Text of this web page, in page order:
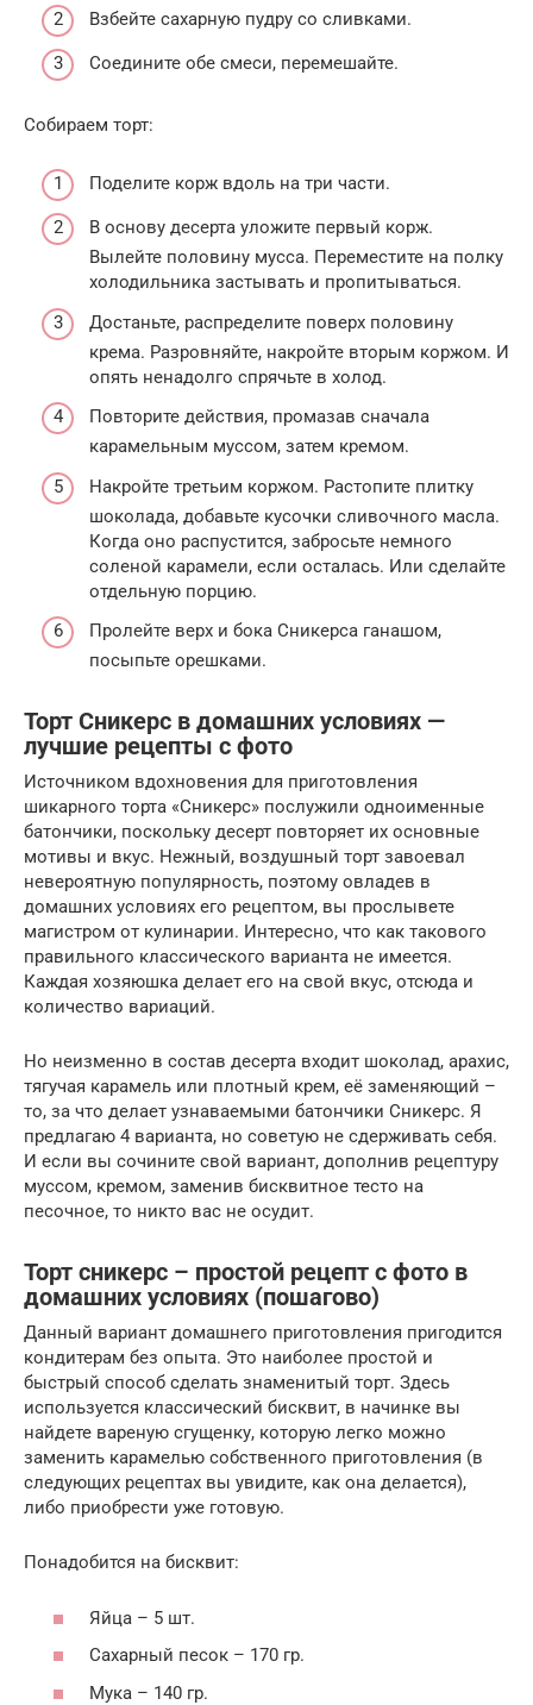
Взбейте сахарную пудру со сливками.
Соедините обе смеси, перемешайте.
Собираем торт:
Поделите корж вдоль на три части.
В основу десерта уложите первый корж.
Вылейте половину мусса. Переместите на полку
холодильника застывать и пропитываться.
Достаньте, распределите поверх половину
крема. Разровняйте, накройте вторым коржом. И
опять ненадолго спрячьте в холод.
Повторите действия, промазав сначала
карамельным муссом, затем кремом.
Накройте третьим коржом. Растопите плитку
шоколада, добавьте кусочки сливочного масла.
Когда оно распустится, забросьте немного
соленой карамели, если осталась. Или сделайте
отдельную порцию.
Пролейте верх и бока Сникерса ганашом,
посыпьте орешками.
Торт Сникерс в домашних условиях —
лучшие рецепты с фото
Источником вдохновения для приготовления
шикарного торта «Сникерс» послужили одноименные
батончики, поскольку десерт повторяет их основные
мотивы и вкус. Нежный, воздушный торт завоевал
невероятную популярность, поэтому овладев в
домашних условиях его рецептом, вы прослывете
магистром от кулинарии. Интересно, что как такового
правильного классического варианта не имеется.
Каждая хозяюшка делает его на свой вкус, отсюда и
количество вариаций.
Но неизменно в состав десерта входит шоколад, арахис,
тягучая карамель или плотный крем, её заменяющий –
то, за что делает узнаваемыми батончики Сникерс. Я
предлагаю 4 варианта, но советую не сдерживать себя.
И если вы сочините свой вариант, дополнив рецептуру
муссом, кремом, заменив бисквитное тесто на
песочное, то никто вас не осудит.
Торт сникерс – простой рецепт с фото в
домашних условиях (пошагово)
Данный вариант домашнего приготовления пригодится
кондитерам без опыта. Это наиболее простой и
быстрый способ сделать знаменитый торт. Здесь
используется классический бисквит, в начинке вы
найдете вареную сгущенку, которую легко можно
заменить карамелью собственного приготовления (в
следующих рецептах вы увидите, как она делается),
либо приобрести уже готовую.
Понадобится на бисквит:
Яйца – 5 шт.
Сахарный песок – 170 гр.
Мука – 140 гр.